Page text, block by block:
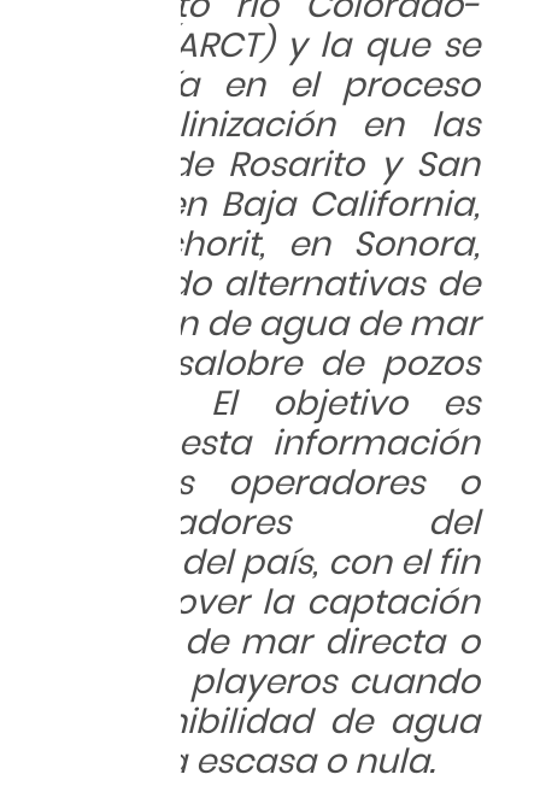
Tijuana (ARCT) y la que se
emplearía en el proceso
de desalinización en las
plantas de Rosarito y San
Quintín, en Baja California,
y El Cochorit, en Sonora,
incluyendo alternativas de
captación de agua de mar
o agua salobre de pozos
playeros. El objetivo es
difundir esta información
entre los operadores o
desarrolladores del
noroeste del país, con el fin
de promover la captación
de agua de mar directa o
de pozos playeros cuando
la disponibilidad de agua
dulce sea escasa o nula.